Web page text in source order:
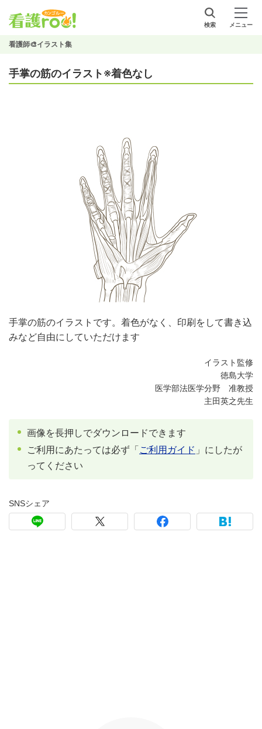
検索 メニュー
看護師🎨イラスト集
手掌の筋のイラスト※着色なし
手掌の筋のイラストです。着色がなく、印刷をして書き込
みなど自由にしていただけます
イラスト監修
徳島大学
医学部法医学分野 准教授
主田英之先生
画像を長押しでダウンロードできます
ご利用にあたっては必ず「 ご利用ガイド 」にしたが
ってください
SNSシェア